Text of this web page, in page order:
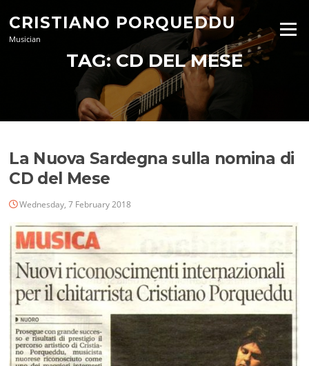
content
CRISTIANO PORQUEDDU
Musician
Menu
TAG:CD DEL MESE
La Nuova Sardegna sulla nomina di
CD del Mese
Wednesday, 7 February 2018